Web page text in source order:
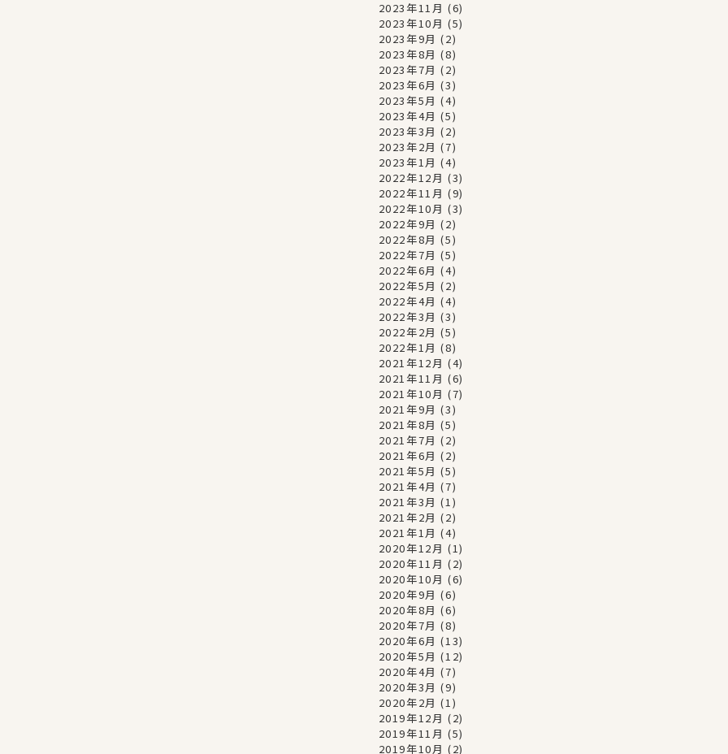
2023年11月 (6)
2023年10月 (5)
2023年9月 (2)
2023年8月 (8)
2023年7月 (2)
2023年6月 (3)
2023年5月 (4)
2023年4月 (5)
2023年3月 (2)
2023年2月 (7)
2023年1月 (4)
2022年12月 (3)
2022年11月 (9)
2022年10月 (3)
2022年9月 (2)
2022年8月 (5)
2022年7月 (5)
2022年6月 (4)
2022年5月 (2)
2022年4月 (4)
2022年3月 (3)
2022年2月 (5)
2022年1月 (8)
2021年12月 (4)
2021年11月 (6)
2021年10月 (7)
2021年9月 (3)
2021年8月 (5)
2021年7月 (2)
2021年6月 (2)
2021年5月 (5)
2021年4月 (7)
2021年3月 (1)
2021年2月 (2)
2021年1月 (4)
2020年12月 (1)
2020年11月 (2)
2020年10月 (6)
2020年9月 (6)
2020年8月 (6)
2020年7月 (8)
2020年6月 (13)
2020年5月 (12)
2020年4月 (7)
2020年3月 (9)
2020年2月 (1)
2019年12月 (2)
2019年11月 (5)
2019年10月 (2)